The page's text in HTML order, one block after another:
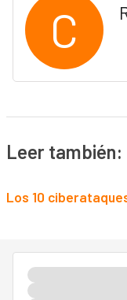
C
Leer también:
Los 10